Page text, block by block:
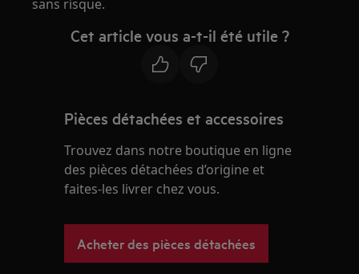
sans risque.
Cet article vous a-t-il été utile ?
Pièces détachées et accessoires
Trouvez dans notre boutique en ligne
des pièces détachées d’origine et
faites-les livrer chez vous.
Acheter des pièces détachées